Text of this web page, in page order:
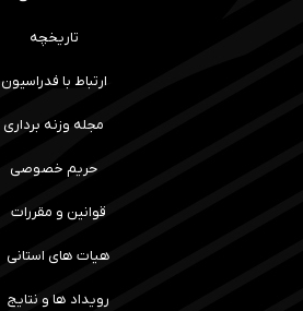
تاریخچه
ارتباط با فدراسیون
مجله وزنه برداری
حریم خصوصی
قوانین و مقررات
هیات های استانی
رویداد ها و نتایج